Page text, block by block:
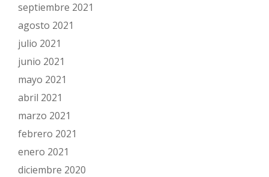
septiembre 2021
agosto 2021
julio 2021
junio 2021
mayo 2021
abril 2021
marzo 2021
febrero 2021
enero 2021
diciembre 2020